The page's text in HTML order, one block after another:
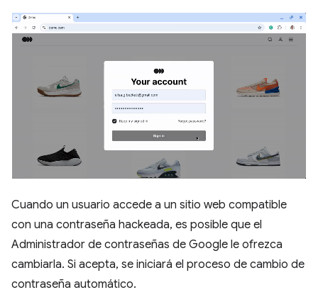
Cuando un usuario accede a un sitio web compatible
con una contraseña hackeada, es posible que el
Administrador de contraseñas de Google le ofrezca
cambiarla. Si acepta, se iniciará el proceso de cambio de
contraseña automático.